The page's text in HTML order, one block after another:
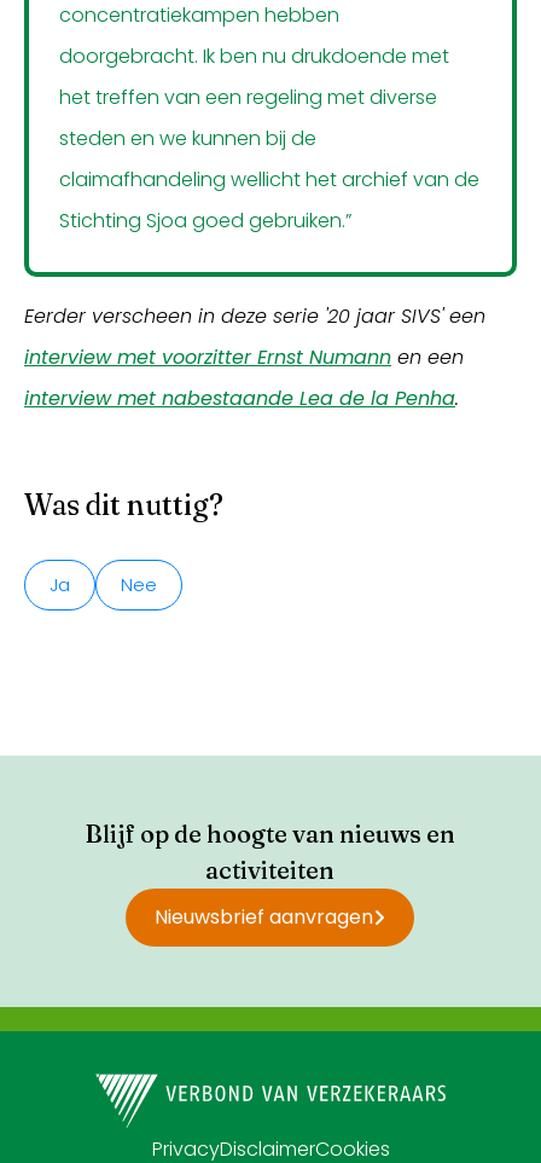
concentratiekampen hebben
doorgebracht. Ik ben nu drukdoende met
het treffen van een regeling met diverse
steden en we kunnen bij de
claimafhandeling wellicht het archief van de
Stichting Sjoa goed gebruiken.”
Eerder verscheen in deze serie '20 jaar SIVS' een
interview met voorzitter Ernst Numann en een
interview met nabestaande Lea de la Penha.
Was dit nuttig?
Ja Nee
Blijf op de hoogte van nieuws en
activiteiten
Nieuwsbrief aanvragen
PrivacyDisclaimerCookies